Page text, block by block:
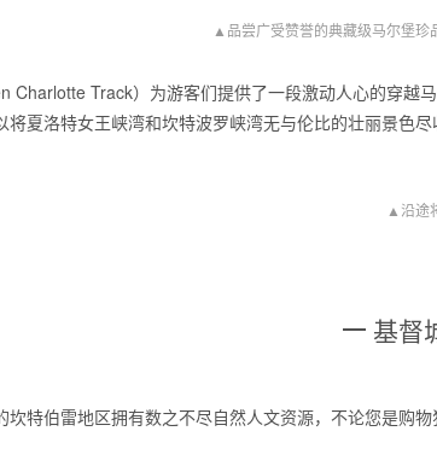
▲品尝广受赞誉的典藏级马尔堡珍
Charlotte Track）为游客们提供了一段激动人心的穿
夏洛特女王峡湾和坎特波罗峡湾无与伦比的壮丽景色尽
▲沿途
基督
坎特伯雷地区拥有数之不尽自然人文资源，不论您是购